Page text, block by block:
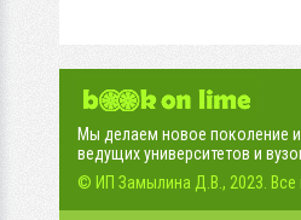
Мы делаем новое поколение
ведущих университетов и
© ИП Замылина Д.В., 2023. Все